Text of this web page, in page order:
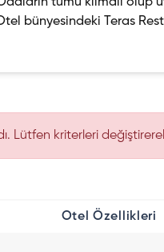
bünyesindeki Teras
Lütfen kriterleri
Otel Özellikleri